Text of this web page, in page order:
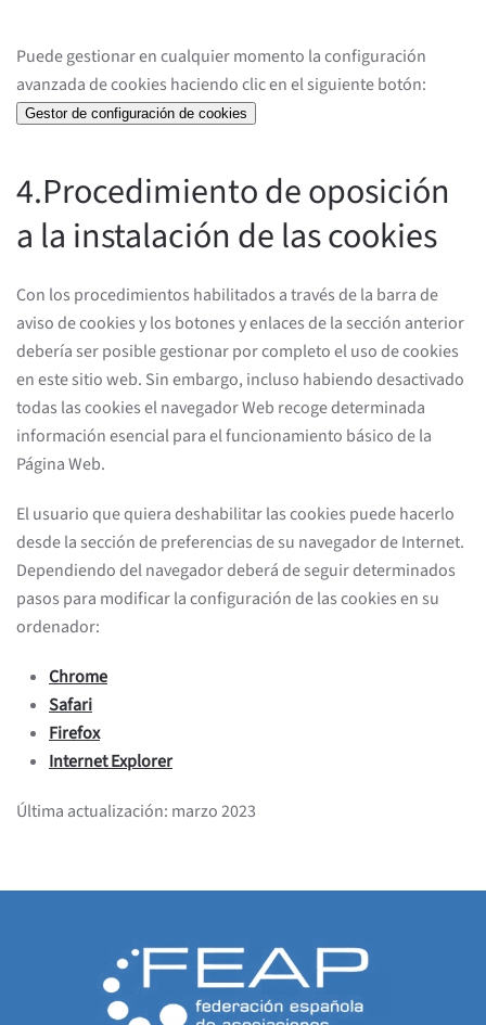
Puede gestionar en cualquier momento la configuración
avanzada de cookies haciendo clic en el siguiente botón:
Gestor de configuración de cookies
4.Procedimiento de oposición
a la instalación de las cookies
Con los procedimientos habilitados a través de la barra de
aviso de cookies y los botones y enlaces de la sección anterior
debería ser posible gestionar por completo el uso de cookies
en este sitio web. Sin embargo, incluso habiendo desactivado
todas las cookies el navegador Web recoge determinada
información esencial para el funcionamiento básico de la
Página Web.
El usuario que quiera deshabilitar las cookies puede hacerlo
desde la sección de preferencias de su navegador de Internet.
Dependiendo del navegador deberá de seguir determinados
pasos para modificar la configuración de las cookies en su
ordenador:
Chrome
Safari
Firefox
Internet Explorer
Última actualización: marzo 2023